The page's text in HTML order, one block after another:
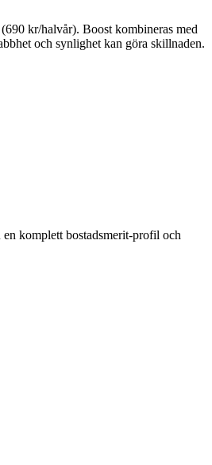
kr/halvår). Boost kombineras med
och synlighet kan göra skillnaden.
komplett bostadsmerit-profil och